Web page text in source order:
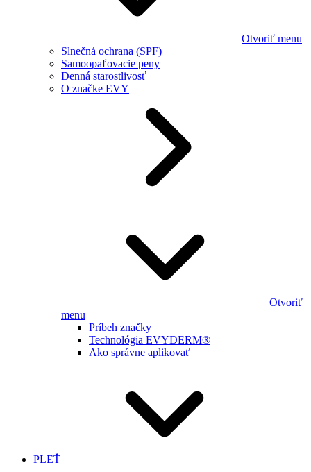
Otvoriť menu
Slnečná ochrana (SPF)
Samoopaľovacie peny
Denná starostlivosť
O značke EVY
Otvoriť
menu
Príbeh značky
Technológia EVYDERM®
Ako správne aplikovať
PLEŤ